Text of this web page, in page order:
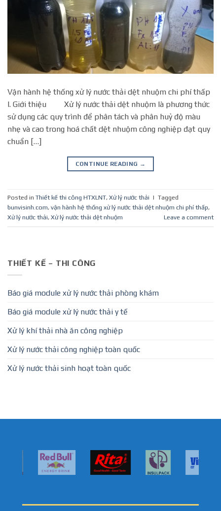
Vận hành hệ thống xử lý nước thải dệt nhuộm chi phí thấp
I. Giới thiệu Xử lý nước thải dệt nhuộm là phương thức
sử dụng các quy trình để phân tách và phân huỷ độ màu
nhẹ và cao trong hoá chất dệt nhuộm công nghiệp đạt quy
chuẩn […]
CONTINUE READING →
Posted in Thiết kế thi công HTXLNT, Xử lý nước thải | Tagged
bunvisinh.com, vận hành hệ thống xử lý nước thải dệt nhuộm chi phí thấp,
Xử lý nước thải, Xử lý nước thải dệt nhuộm Leave a comment
THIẾT KẾ – THI CÔNG
Báo giá module xử lý nước thải phòng khám
Báo giá module xử lý nước thải y tế
Xử lý khí thải nhà ăn công nghiệp
Xử lý nước thải công nghiệp toàn quốc
Xử lý nước thải sinh hoạt toàn quốc